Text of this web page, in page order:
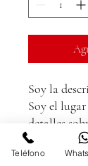
Soy la
Soy el
detalles
como
Teléfono